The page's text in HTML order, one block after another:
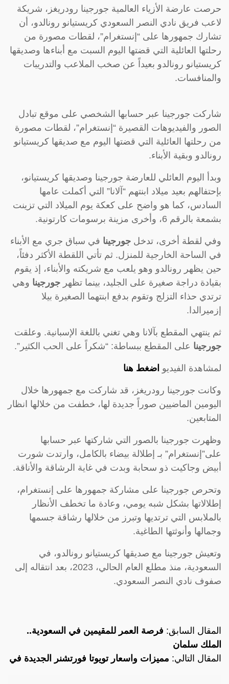
حرصت عارضة الأزياء العالمية جورجينا رودريغز، شريكة
لاعب فريق نادي النصر السعودي كريستيانو رونالدو، أن
تشارك جمهورها على “إنستغرام”، لقطات مصورة من
رحلتها العائلية التي قضتها اليوم السبت مع أبناءها وصديقها
كريستيانو رونالدو بعيداً عن صخب الملاعب والتدريبات
والمنافسات.
شاركت جورجينا عبر حسابها الشخصي على موقع تبادل
الصور والفيديوهات القصيرة “إنستغرام”، لقطات مصورة
من رحلتها العائلية التي قضتها اليوم مع صديقها كريستيانو
رونالدو وبقية الأبناء.
وبدأ اليوم العائلي للعارضة جورجينا وصديقها كريستيانو،
بإحتفالهم بعيد ميلاد ابنتهم “آلانا” التي أكملت عامها
السادس، كما هو واضح على كعكة يوم الميلاد التي تزينت
بشمعة بالرقم 6، وأخرى مزينة برسومات كارتونية.
وفي لقطة أخرى، تدخل جورجينا في سباق جري مع الأبناء
في الساحة الخارجية للمنزل. ثم تأتي اللقطة الأكثر دفئاً،
حين يظهر رونالدو وهو يلعب مع شريكته والأبناء، إذ يقوم
بقيادة دراجة صغيرة على الجليد، بينما تظهر جورجينا وهي
ترتدي حذاء التزلج وتقوم بدفع ابنتهما الصغيرة بيلا
إزميرالدا.
ثم ينتهي المقطع بآلانا وهي تغني باللغة الإسبانية. وعلقت
جورجينا على المقطع ببساطة: “شكراً على الحب الكثير”.
لمشاهدة الفيديو اضغط هنا
وكانت جورجينا رودريغز، قد شاركت مع جمهورها خلال
اليومين الماضيين صوراً جديدة لها، خطفت من خلالها انظار
المتابعين.
وظهرت جورجينا بالصور التي شاركتها عبر حسابها
على”إنستغرام” بـ إطلالة بيضاء بالكامل، وارتدت شورت
أبيض وجاكيت ذو سحابة وبدت في غاية الرشاقة والأناقة.
وتحرص جورجينا على مشاركة جمهورها على إنستغرام،
إطلالاتها بشكل شبه يومي، وعادة ما تخطف الأنظار
بالملابس التي ترتديها وتبرز من خلالها رشاقة جسمها
وجمالها وأنوثتها الطاغية.
وتعيش جورجينا مع صديقها كريستيانو رونالدو، في
السعودية، منذ مطلع العام الحالي، 2023، بعد انتقاله إلى
صفوف نادي النصر السعودي.
المقال السابق: فرصة العمر للمقيمين في السعودية..
الملك سلمان
المقال التالي: مميزات واسعار تويوتا فورتشنر الجديدة في